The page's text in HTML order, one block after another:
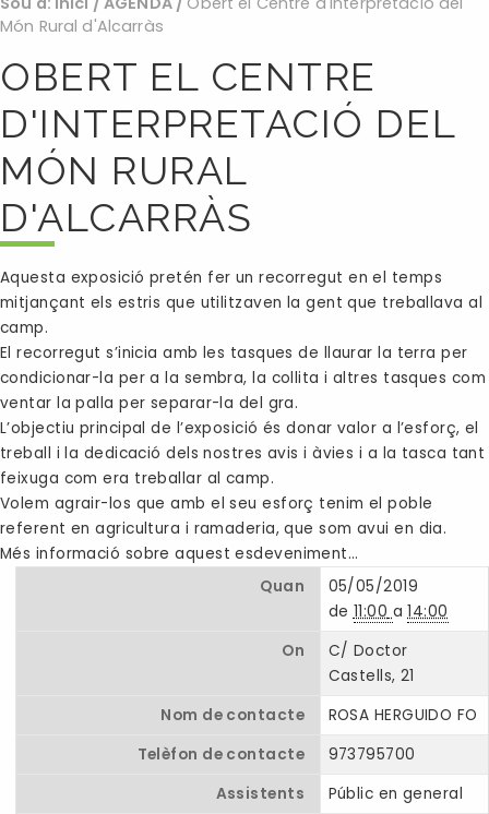
Món Rural d'Alcarràs
OBERT EL CENTRE
D'INTERPRETACIÓ DEL
MÓN RURAL
D'ALCARRÀS
Aquesta exposició pretén fer un recorregut en el temps
mitjançant els estris que utilitzaven la gent que treballava al
camp.
El recorregut s’inicia amb les tasques de llaurar la terra per
condicionar-la per a la sembra, la collita i altres tasques com
ventar la palla per separar-la del gra.
L’objectiu principal de l’exposició és donar valor a l’esforç, el
treball i la dedicació dels nostres avis i àvies i a la tasca tant
feixuga com era treballar al camp.
Volem agrair-los que amb el seu esforç tenim el poble
referent en agricultura i ramaderia, que som avui en dia.
Més informació sobre aquest esdeveniment…
Quan
05/05/2019
de 11:00 a14:00
On
C/ Doctor
Castells, 21
Nom de contacte
ROSA HERGUIDO FO
Telèfon de contacte
973795700
Assistents
Públic en general